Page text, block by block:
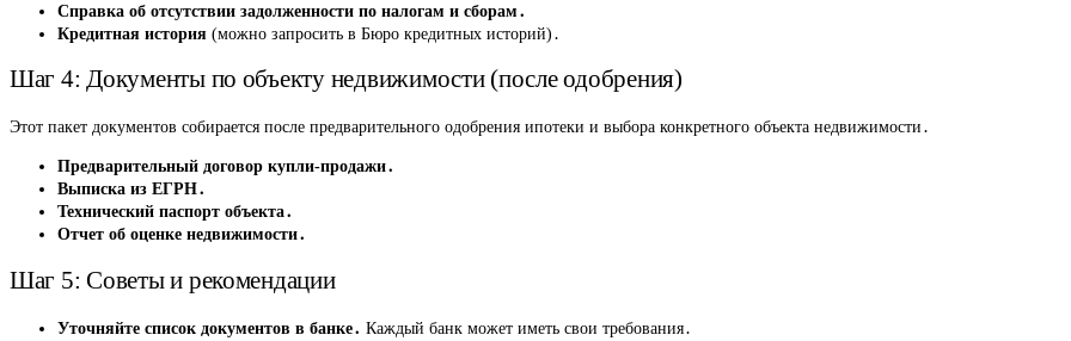
Справка об отсутствии задолженности по налогам и сборам․
Кредитная история (можно запросить в Бюро кредитных историй)․
Шаг 4: Документы по объекту недвижимости (после одобрения)
Этот пакет документов собирается после предварительного одобрения ипотеки и выбора конкретного объекта недвижимости․
Предварительный договор купли-продажи․
Выписка из ЕГРН․
Технический паспорт объекта․
Отчет об оценке недвижимости․
Шаг 5: Советы и рекомендации
Уточняйте список документов в банке․ Каждый банк может иметь свои требования․